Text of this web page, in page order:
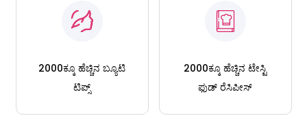
2000ಕ್ಕೂ ಹೆಚ್ಚಿನ ಬ್ಯೂಟಿ
ಟಿಪ್ಸ್
2000ಕ್ಕೂ ಹೆಚ್ಚಿನ ಟೇಸ್ಟಿ
ಫುಡ್ ರೆಸಿಪೀಸ್